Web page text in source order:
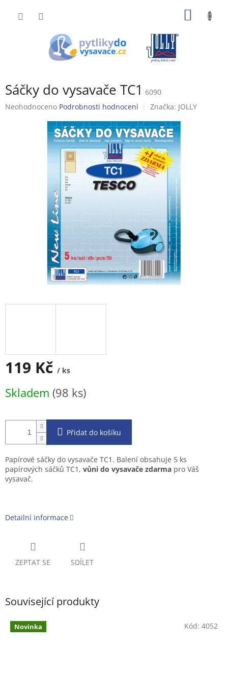
Sáčky do vysavače TC1 6090
Průměrné
Neohodnoceno Podrobnosti hodnocení Značka: JOLLY
119 Kč / ks
cena:
Skladem (98 ks)
Přidat do košíku
Papírové sáčky do vysavače TC1. Balení obsahuje 5 ks
papírových sáčků TC1, vůni do vysavače zdarma pro Váš
vysavač.
Detailní informace
ZEPTAT SE SDÍLET
Související produkty
Novinka Kód: 4052